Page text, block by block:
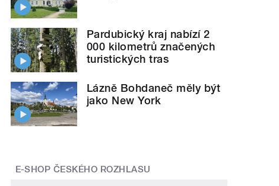
Pardubický kraj nabízí 2
000 kilometrů značených
turistických tras
Lázně Bohdaneč měly být
jako New York
E-SHOP ČESKÉHO ROZHLASU